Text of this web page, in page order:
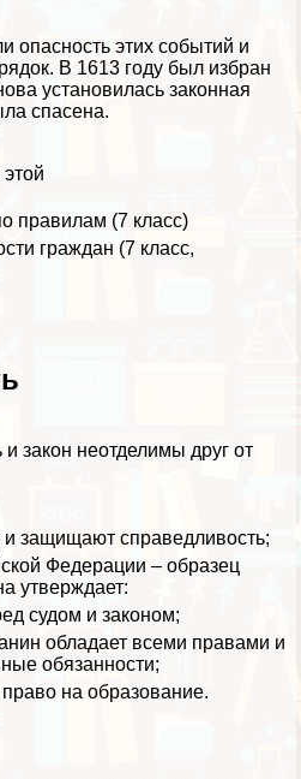
опасность этих событий и
В 1613 году был избран
установилась законная
спасена.
правилам (7 класс)
граждан (7 класс,
закон неотделимы друг от
защищают справедливость;
Федерации – образец
утверждает:
судом и законом;
обладает всеми правами и
обязанности;
на образование.